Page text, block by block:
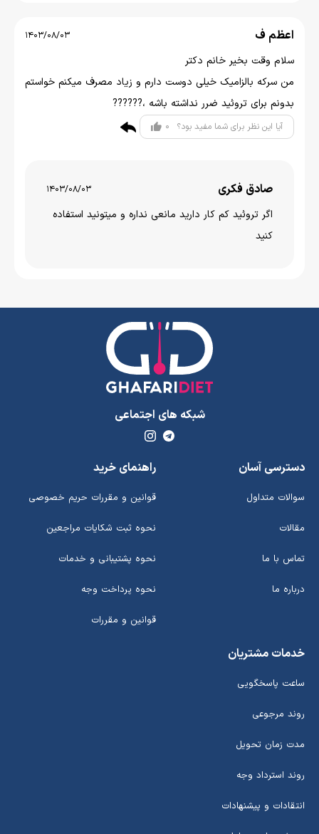
اعظم ف 1403/08/03
سلام وقت بخیر خانم دکتر
من سرکه بالزامیک خیلی دوست دارم و زیاد مصرف میکنم خواستم
بدونم برای تروئید ضرر نداشته باشه ،??????
آیا این نظر برای شما مفید بود؟ 0
صادق فکری 1403/08/03
اگر تروئید کم کار دارید مانعی نداره و میتونید استفاده
کنید
شبکه های اجتماعی
دسترسی آسان
سوالات متداول
مقالات
تماس با ما
درباره ما
راهنمای خرید
قوانین و مقررات حریم خصوصی
نحوه ثبت شکایات مراجعین
نحوه پشتیبانی و خدمات
نحوه پرداخت وجه
قوانین و مقررات
خدمات مشتریان
ساعت پاسخگویی
روند مرجوعی
مدت زمان تحویل
روند استرداد وجه
انتقادات و پیشنهادات